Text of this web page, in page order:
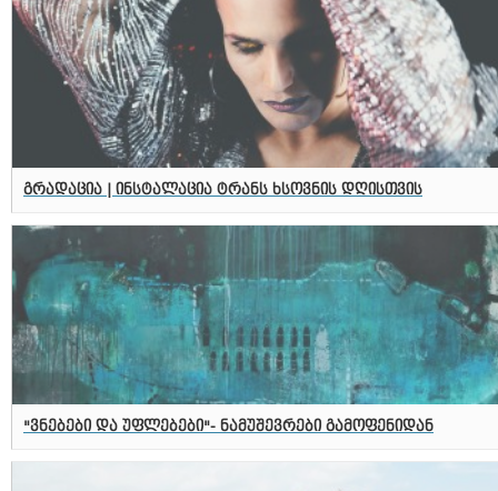
გრადაცია | ინსტალაცია ტრანს ხსოვნის დღისთვის
"ვნებები და უფლებები"- ნამუშევრები გამოფენიდან